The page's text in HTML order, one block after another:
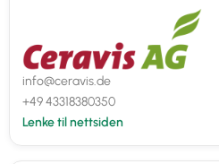
info@ceravis.de
+49 43318380350
Lenke til nettsiden